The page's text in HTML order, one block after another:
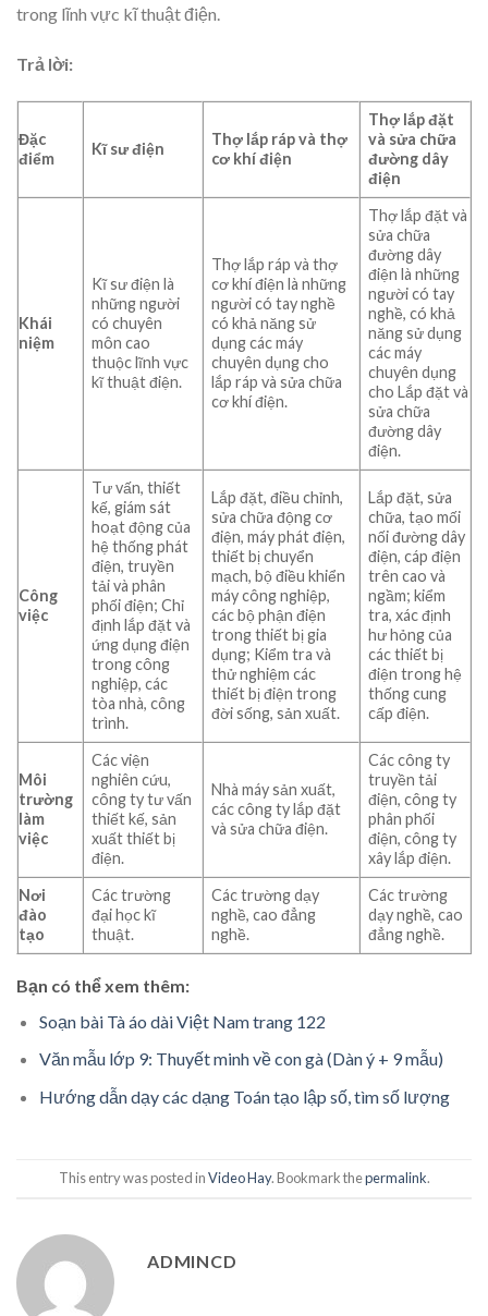
trong lĩnh vực kĩ thuật điện.
Trả lời:
Đặc
điểm
Kĩ sư điện
Thợ lắp ráp và thợ
cơ khí điện
Thợ lắp đặt
và sửa chữa
đường dây
điện
Khái
niệm
Kĩ sư điện là
những người
có chuyên
môn cao
thuộc lĩnh vực
kĩ thuật điện.
Thợ lắp ráp và thợ
cơ khí điện là những
người có tay nghề
có khả năng sử
dụng các máy
chuyên dụng cho
lắp ráp và sửa chữa
cơ khí điện.
Thợ lắp đặt và
sửa chữa
đường dây
điện là những
người có tay
nghề, có khả
năng sử dụng
các máy
chuyên dụng
cho Lắp đặt và
sửa chữa
đường dây
điện.
Công
việc
Tư vấn, thiết
kế, giám sát
hoạt động của
hệ thống phát
điện, truyền
tải và phân
phối điện; Chỉ
định lắp đặt và
ứng dụng điện
trong công
nghiệp, các
tòa nhà, công
trình.
Lắp đặt, điều chỉnh,
sửa chữa động cơ
điện, máy phát điện,
thiết bị chuyển
mạch, bộ điều khiển
máy công nghiệp,
các bộ phận điện
trong thiết bị gia
dụng; Kiểm tra và
thử nghiệm các
thiết bị điện trong
đời sống, sản xuất.
Lắp đặt, sửa
chữa, tạo mối
nối đường dây
điện, cáp điện
trên cao và
ngầm; kiểm
tra, xác định
hư hỏng của
các thiết bị
điện trong hệ
thống cung
cấp điện.
Môi
trường
làm
việc
Các viện
nghiên cứu,
công ty tư vấn
thiết kế, sản
xuất thiết bị
điện.
Nhà máy sản xuất,
các công ty lắp đặt
và sửa chữa điện.
Các công ty
truyền tải
điện, công ty
phân phối
điện, công ty
xây lắp điện.
Nơi
đào
tạo
Các trường
đại học kĩ
thuật.
Các trường dạy
nghề, cao đẳng
nghề.
Các trường
dạy nghề, cao
đẳng nghề.
Bạn có thể xem thêm:
Soạn bài Tà áo dài Việt Nam trang 122
Văn mẫu lớp 9: Thuyết minh về con gà (Dàn ý + 9 mẫu)
Hướng dẫn dạy các dạng Toán tạo lập số, tìm số lượng
This entry was posted inVideo Hay. Bookmark thepermalink.
ADMINCD